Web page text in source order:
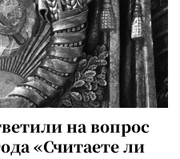
на вопрос
«Считаете ли